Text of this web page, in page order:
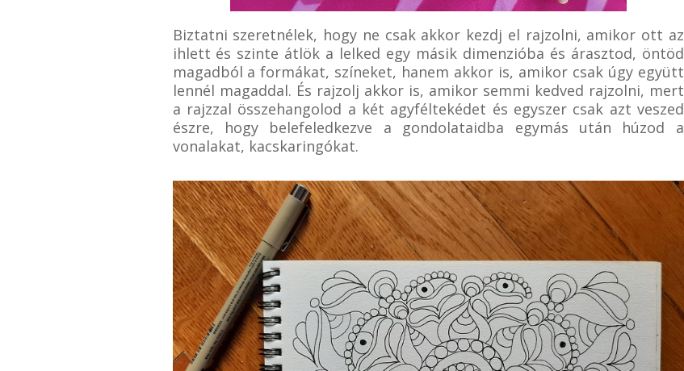
Biztatni szeretnélek, hogy ne csak akkor kezdj el rajzolni, amikor ott az
ihlett és szinte átlök a lelked egy másik dimenzióba és árasztod, öntöd
magadból a formákat, színeket, hanem akkor is, amikor csak úgy együtt
lennél magaddal. És rajzolj akkor is, amikor semmi kedved rajzolni, mert
a rajzzal összehangolod a két agyféltekédet és egyszer csak azt veszed
észre, hogy belefeledkezve a gondolataidba egymás után húzod a
vonalakat, kacskaringókat.